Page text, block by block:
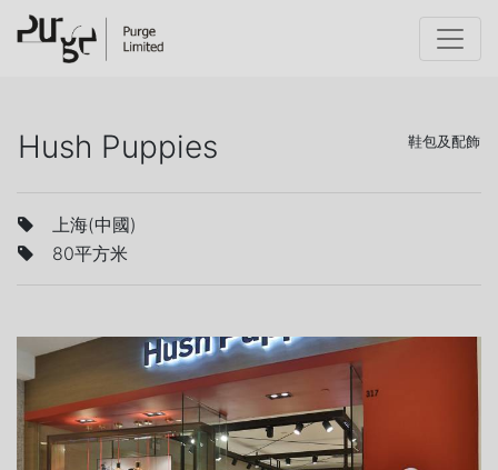
Hush Puppies 鞋包及配飾
上海(中國)
80平方米